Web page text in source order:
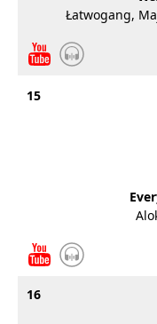
Łatwogang,
15
16